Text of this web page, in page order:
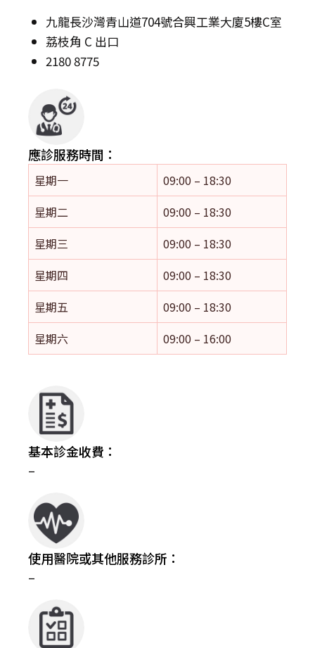
九龍長沙灣青山道704號合興工業大廈5樓C室
荔枝角 C 出口
2180 8775
應診服務時間：
星期一
09:00 – 18:30
星期二
09:00 – 18:30
星期三
09:00 – 18:30
星期四
09:00 – 18:30
星期五
09:00 – 18:30
星期六
09:00 – 16:00
基本診金收費：
–
使用醫院或其他服務診所：
–